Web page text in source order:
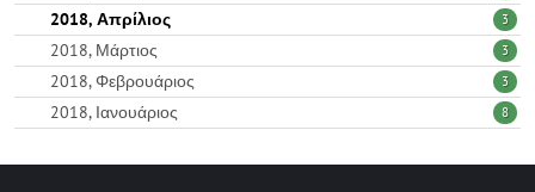
2018, Απρίλιος 3
2018, Μάρτιος 3
2018, Φεβρουάριος 3
2018, Ιανουάριος 8